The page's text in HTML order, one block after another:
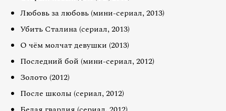
Любовь за любовь (мини-сериал, 2013)
Убить Сталина (сериал, 2013)
О чём молчат девушки (2013)
Последний бой (мини-сериал, 2012)
Золото (2012)
После школы (сериал, 2012)